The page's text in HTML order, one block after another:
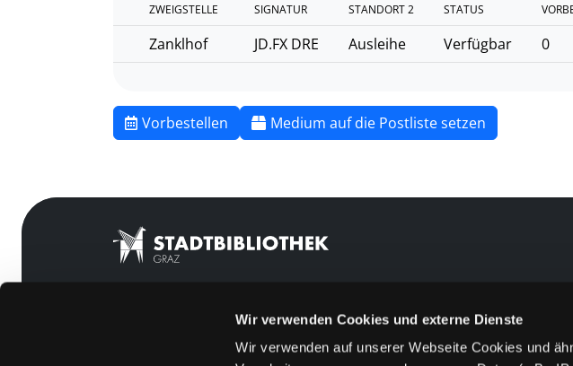
Wir verwenden Cookies und externe Dienste
Wir verwenden auf unserer Webseite Cookies und
ZWEIGSTELLE SIGNATUR STANDORT 2 STATUS
Zanklhof JD.FX DRE Ausleihe Verfügbar 0
Vorbestellen Medium auf die Postliste setzen
Feedback
Kontakt